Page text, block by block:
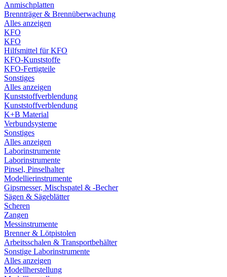
Anmischplatten
Brennträger & Brennüberwachung
Alles anzeigen
KFO
KFO
Hilfsmittel für KFO
KFO-Kunststoffe
KFO-Fertigteile
Sonstiges
Alles anzeigen
Kunststoffverblendung
Kunststoffverblendung
K+B Material
Verbundsysteme
Sonstiges
Alles anzeigen
Laborinstrumente
Laborinstrumente
Pinsel, Pinselhalter
Modellierinstrumente
Gipsmesser, Mischspatel & -Becher
Sägen & Sägeblätter
Scheren
Zangen
Messinstrumente
Brenner & Lötpistolen
Arbeitsschalen & Transportbehälter
Sonstige Laborinstrumente
Alles anzeigen
Modellherstellung